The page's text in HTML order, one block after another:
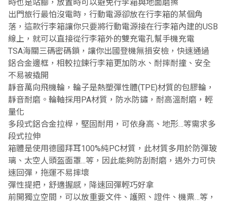
時也是站腳，放置時可以避免行李箱與地面磨擦
出門旅行最怕沒電時，行動電源卻放在行李箱的某個角
落，這款行李箱讓你只要將行動電源接在行李箱內建的USB
線上，就可以直接從行李箱外的雙充電孔幫手機充電
TSA海關三碼密碼鎖，讓你出國登機無損安檢，快速通過
鋁合金邊框，相較拉鍊行李箱更加防水、耐摔耐撞、安全
不易被撬開
靜音萬向飛機輪，輪子是熱塑彈性體(TPE)材質的包膠輪，
靜音耐磨。輪軸採用PA材質，防水防鏽，耐高溫耐磨，輕
量化
多段式鋁合金拉桿，堅固耐用，可依身高、地形…等需求多
段式拉伸
箱體是使用德國拜耳100%純PC材質，此材質多用於防彈玻
璃、太空人頭盔面罩...等，因此能夠防刮耐磨，遇外力可快
速回彈，拖運不易摔壞
彈性提把，舒適握感，降速回彈輕巧好拿
前開獨立空間，可以放重要文件、護照、證件、機票…等，